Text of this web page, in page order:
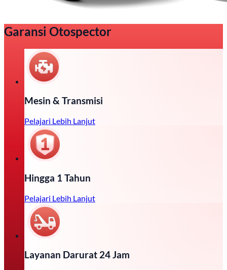
Garansi Otospector
Mesin & Transmisi
Pelajari Lebih Lanjut
Hingga 1 Tahun
Pelajari Lebih Lanjut
Layanan Darurat 24 Jam